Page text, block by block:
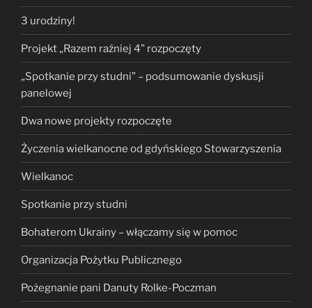
3 urodziny!
Projekt „Razem raźniej 4” rozpoczęty
„Spotkanie przy studni” – podsumowanie dyskusji
panelowej
Dwa nowe projekty rozpoczęte
Życzenia wielkanocne od gdyńskiego Stowarzyszenia
Wielkanoc
Spotkanie przy studni
Bohaterom Ukrainy – włączamy się w pomoc
Organizacja Pożytku Publicznego
Pożegnanie pani Danuty Rolke-Poczman